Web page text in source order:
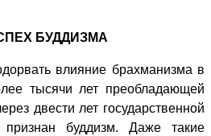
БУДДИЗМА
влияние брахманизма в
тысячи лет преобладающей
двести лет государственной
буддизм. Даже такие